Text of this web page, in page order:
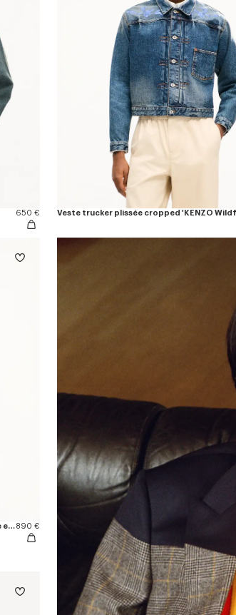
650 €
Veste de tailleur kimono à double boutonnage en laine vierge et soie890 €